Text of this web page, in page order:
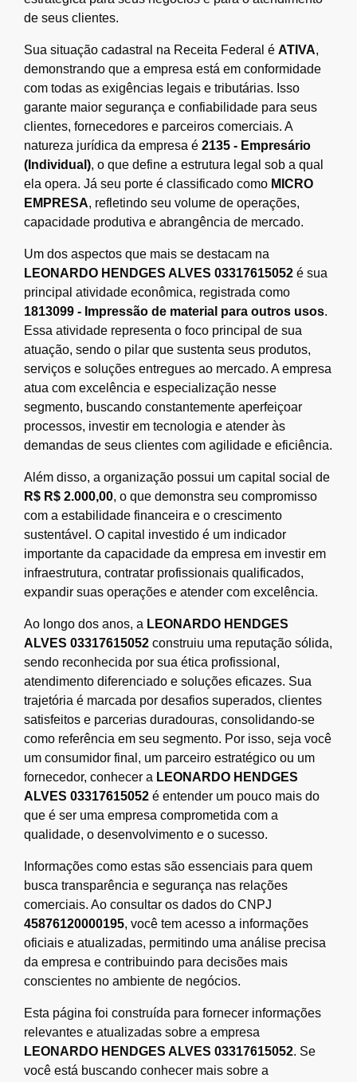
de seus clientes.
Sua situação cadastral na Receita Federal é ATIVA,
demonstrando que a empresa está em conformidade
com todas as exigências legais e tributárias. Isso
garante maior segurança e confiabilidade para seus
clientes, fornecedores e parceiros comerciais. A
natureza jurídica da empresa é 2135 - Empresário
(Individual), o que define a estrutura legal sob a qual
ela opera. Já seu porte é classificado como MICRO
EMPRESA, refletindo seu volume de operações,
capacidade produtiva e abrangência de mercado.
Um dos aspectos que mais se destacam na
LEONARDO HENDGES ALVES 03317615052 é sua
principal atividade econômica, registrada como
1813099 - Impressão de material para outros usos.
Essa atividade representa o foco principal de sua
atuação, sendo o pilar que sustenta seus produtos,
serviços e soluções entregues ao mercado. A empresa
atua com excelência e especialização nesse
segmento, buscando constantemente aperfeiçoar
processos, investir em tecnologia e atender às
demandas de seus clientes com agilidade e eficiência.
Além disso, a organização possui um capital social de
R$ R$ 2.000,00, o que demonstra seu compromisso
com a estabilidade financeira e o crescimento
sustentável. O capital investido é um indicador
importante da capacidade da empresa em investir em
infraestrutura, contratar profissionais qualificados,
expandir suas operações e atender com excelência.
Ao longo dos anos, a LEONARDO HENDGES
ALVES 03317615052 construiu uma reputação sólida,
sendo reconhecida por sua ética profissional,
atendimento diferenciado e soluções eficazes. Sua
trajetória é marcada por desafios superados, clientes
satisfeitos e parcerias duradouras, consolidando-se
como referência em seu segmento. Por isso, seja você
um consumidor final, um parceiro estratégico ou um
fornecedor, conhecer a LEONARDO HENDGES
ALVES 03317615052 é entender um pouco mais do
que é ser uma empresa comprometida com a
qualidade, o desenvolvimento e o sucesso.
Informações como estas são essenciais para quem
busca transparência e segurança nas relações
comerciais. Ao consultar os dados do CNPJ
45876120000195, você tem acesso a informações
oficiais e atualizadas, permitindo uma análise precisa
da empresa e contribuindo para decisões mais
conscientes no ambiente de negócios.
Esta página foi construída para fornecer informações
relevantes e atualizadas sobre a empresa
LEONARDO HENDGES ALVES 03317615052. Se
você está buscando conhecer mais sobre a